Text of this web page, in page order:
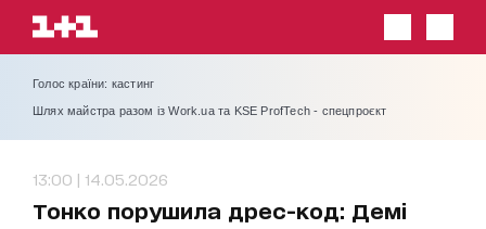
Голос країни: кастинг
Шлях майстра разом із Work.ua та KSE ProfTech - спецпроєкт
13:00 | 14.05.2026
Тонко порушила дрес-код: Демі